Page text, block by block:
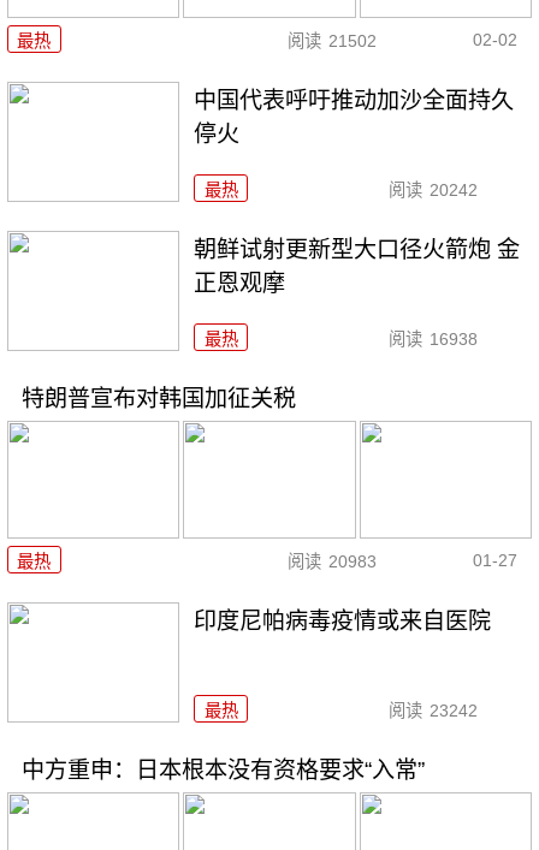
最热 阅读 21502 02-02
中国代表呼吁推动加沙全面持久
停火
最热 阅读 20242
朝鲜试射更新型大口径火箭炮 金
正恩观摩
最热 阅读 16938
特朗普宣布对韩国加征关税
最热 阅读 20983 01-27
印度尼帕病毒疫情或来自医院
最热 阅读 23242
中方重申：日本根本没有资格要求“入常”